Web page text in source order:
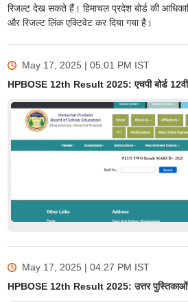
रिजल्ट देख सकते हैं। हिमाचल प्रदेश बोर्ड की
और रिजल्ट लिंक एक्टिवेट कर दिया गया है।
May 17, 2025 | 05:01 PM IST
HPBOSE 12th Result 2025: एचपी बोर्ड 12वीं
May 17, 2025 | 04:27 PM IST
HPBOSE 12th Result 2025: उत्तर पुस्तिकाओं